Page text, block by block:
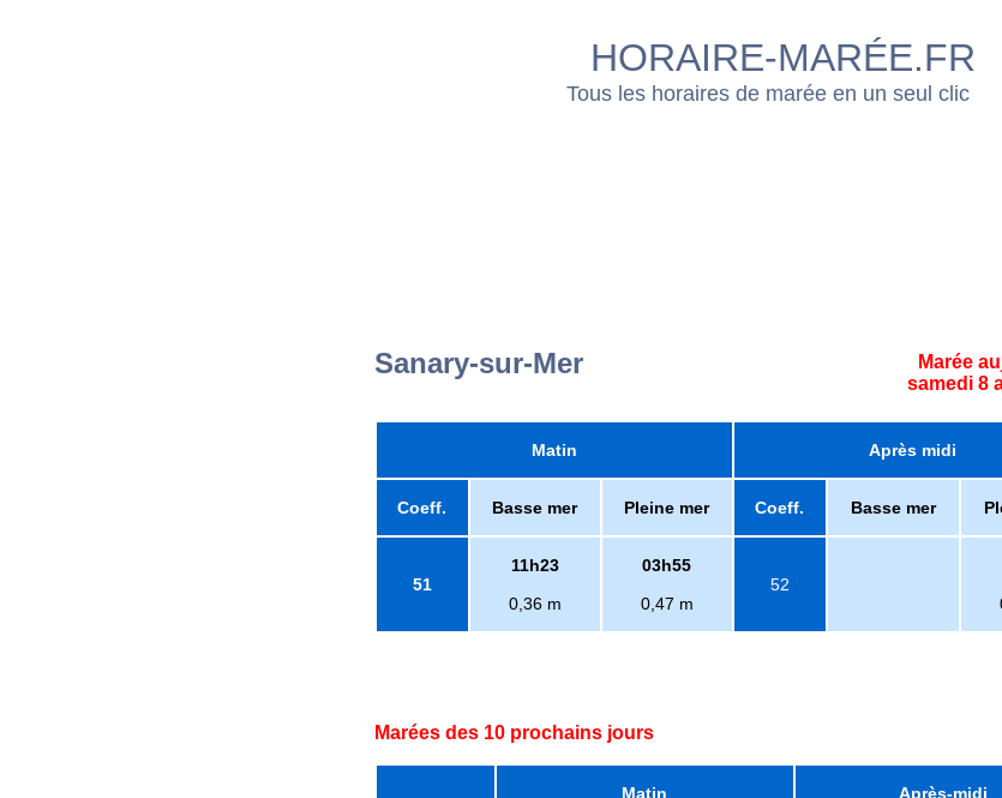
HORAIRE-MARÉE.FR
Tous les horaires de marée en un seul clic
Sanary-sur-Mer
Marée
samedi 8
Matin Après midi
Coeff. Basse mer Pleine mer Coeff. Basse mer
51
11h23
0,36 m
03h55
0,47 m
52
Marées des 10 prochains jours
Matin Après-midi